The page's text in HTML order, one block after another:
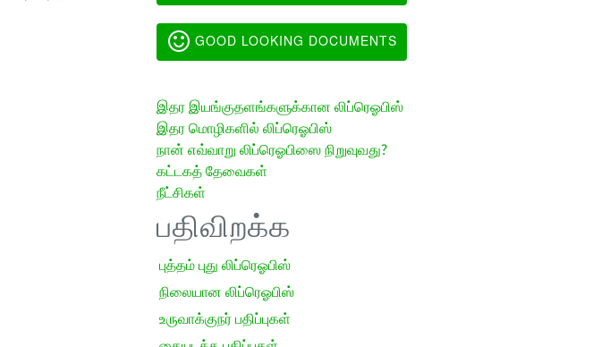
GOOD LOOKING DOCUMENTS
இதர இயங்குதளங்களுக்கான லிப்ரெஓபிஸ்
இதர மொழிகளில் லிப்ரெஓபிஸ்
நான் எவ்வாறு லிப்ரெஓபிஸை நிறுவுவது?
கட்டகத் தேவைகள்
நீட்சிகள்
பதிவிறக்க
புத்தம் புது லிப்ரெஓபிஸ்
நிலையான லிப்ரெஓபிஸ்
உருவாக்குநர் பதிப்புகள்